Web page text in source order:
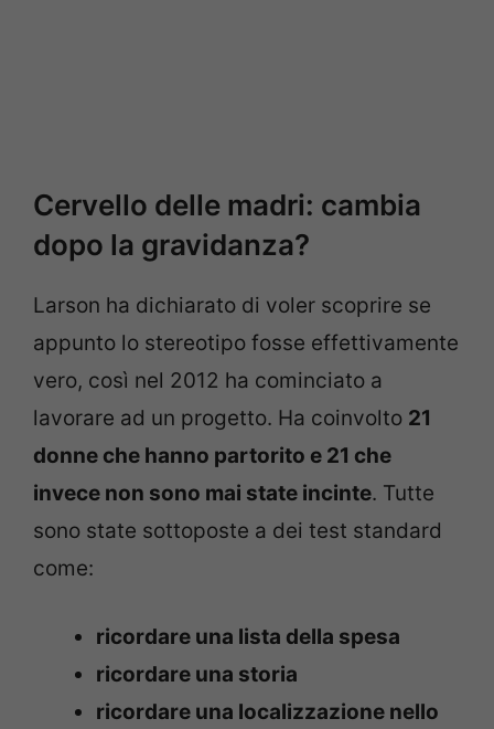
Cervello delle madri: cambia
dopo la gravidanza?
Larson ha dichiarato di voler scoprire se
appunto lo stereotipo fosse effettivamente
vero, così nel 2012 ha cominciato a
lavorare ad un progetto. Ha coinvolto 21
donne che hanno partorito e 21 che
invece non sono mai state incinte. Tutte
sono state sottoposte a dei test standard
come:
ricordare una lista della spesa
ricordare una storia
ricordare una localizzazione nello